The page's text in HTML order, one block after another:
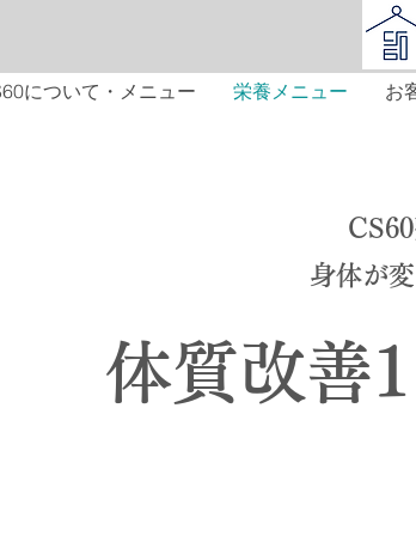
について・メニュー 栄養メニュー お
身体が
体質改善